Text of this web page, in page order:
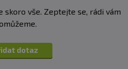
skoro vše. Zeptejte se, rádi vám
dotaz